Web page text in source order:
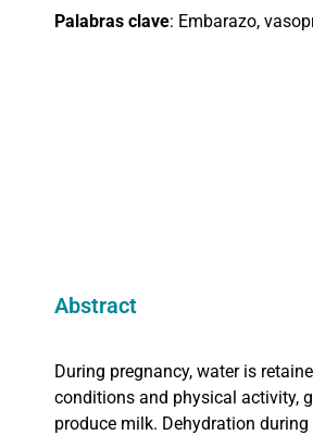
Palabras clave: Embarazo,
Abstract
During pregnancy, water is
conditions and physical activity,
produce milk. Dehydration